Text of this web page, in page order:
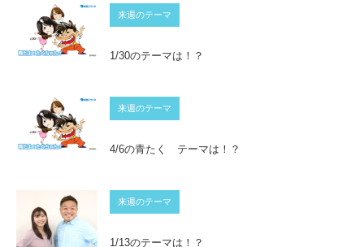
来週のテーマ
1/30のテーマは！？
来週のテーマ
4/6の青たく テーマは！？
来週のテーマ
1/13のテーマは！？